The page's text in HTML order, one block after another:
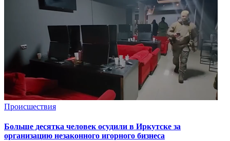
Происшествия
Больше десятка человек осудили в Иркутске за
организацию незаконного игорного бизнеса